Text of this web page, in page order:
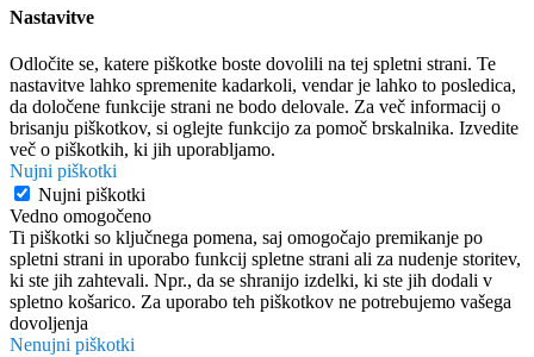
Nastavitve
Odločite se, katere piškotke boste dovolili na tej spletni strani. Te
nastavitve lahko spremenite kadarkoli, vendar je lahko to posledica,
da določene funkcije strani ne bodo delovale. Za več informacij o
brisanju piškotkov, si oglejte funkcijo za pomoč brskalnika. Izvedite
več o piškotkih, ki jih uporabljamo.
Nujni piškotki
Nujni piškotki
Vedno omogočeno
Ti piškotki so ključnega pomena, saj omogočajo premikanje po
spletni strani in uporabo funkcij spletne strani ali za nudenje storitev,
ki ste jih zahtevali. Npr., da se shranijo izdelki, ki ste jih dodali v
spletno košarico. Za uporabo teh piškotkov ne potrebujemo vašega
dovoljenja
Nenujni piškotki